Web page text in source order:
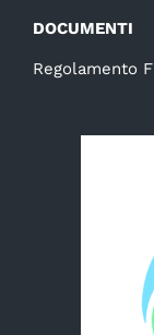
DOCUMENTI
Regolamento